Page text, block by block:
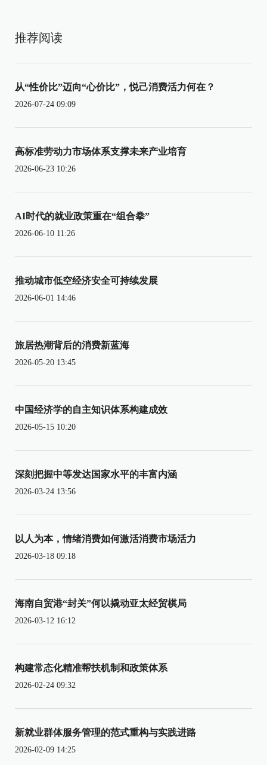
推荐阅读
从“性价比”迈向“心价比”，悦己消费活力何在？
2026-07-24 09:09
高标准劳动力市场体系支撑未来产业培育
2026-06-23 10:26
AI时代的就业政策重在“组合拳”
2026-06-10 11:26
推动城市低空经济安全可持续发展
2026-06-01 14:46
旅居热潮背后的消费新蓝海
2026-05-20 13:45
中国经济学的自主知识体系构建成效
2026-05-15 10:20
深刻把握中等发达国家水平的丰富内涵
2026-03-24 13:56
以人为本，情绪消费如何激活消费市场活力
2026-03-18 09:18
海南自贸港“封关”何以撬动亚太经贸棋局
2026-03-12 16:12
构建常态化精准帮扶机制和政策体系
2026-02-24 09:32
新就业群体服务管理的范式重构与实践进路
2026-02-09 14:25